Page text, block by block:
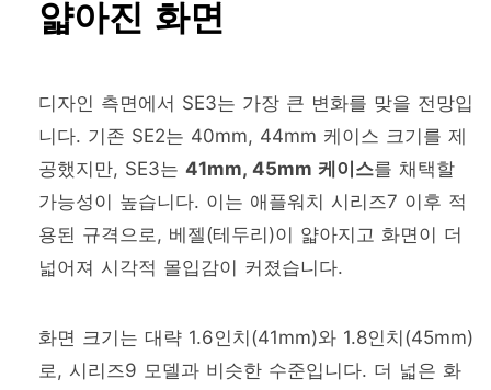
얇아진 화면
디자인 측면에서 SE3는 가장 큰 변화를 맞을 전망입
니다. 기존 SE2는 40mm, 44mm 케이스 크기를 제
공했지만, SE3는 41mm, 45mm 케이스를 채택할
가능성이 높습니다. 이는 애플워치 시리즈7 이후 적
용된 규격으로, 베젤(테두리)이 얇아지고 화면이 더
넓어져 시각적 몰입감이 커졌습니다.
화면 크기는 대략 1.6인치(41mm)와 1.8인치(45mm)
로, 시리즈9 모델과 비슷한 수준입니다. 더 넓은 화